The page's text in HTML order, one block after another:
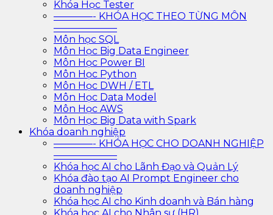
Khóa Học Tester
————- KHÓA HỌC THEO TỪNG MÔN
——————–
Môn học SQL
Môn Học Big Data Engineer
Môn Học Power BI
Môn Học Python
Môn Học DWH / ETL
Môn Học Data Model
Môn Học AWS
Môn Học Big Data with Spark
Khóa doanh nghiệp
————- KHÓA HỌC CHO DOANH NGHIỆP
——————–
Khóa học AI cho Lãnh Đạo và Quản Lý
Khóa đào tạo AI Prompt Engineer cho
doanh nghiệp
Khóa học AI cho Kinh doanh và Bán hàng